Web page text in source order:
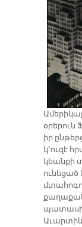
օրերուն
իր
կ՚ուզէ
կեանքի
ունեցած